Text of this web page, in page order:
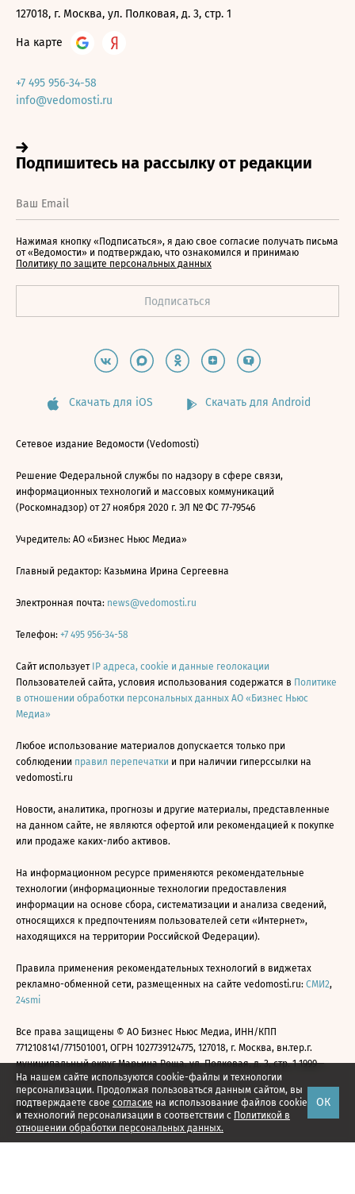
На нашем сайте используются cookie-файлы и технологии
персонализации. Продолжая пользоваться данным сайтом, вы
подтверждаете свое согласие на использование файлов cookie
и технологий персонализации в соответствии с Политикой в
отношении обработки персональных данных.
ОК
127018, г. Москва, ул. Полковая, д. 3, стр. 1
На карте
+7 495 956-34-58
info@vedomosti.ru
Нажимая кнопку «Подписаться», я даю свое согласие получать письма
от «Ведомости» и подтверждаю, что ознакомился и принимаю
Политику по защите персональных данных
Скачать для iOS Скачать для Android
Сетевое издание Ведомости (Vedomosti)
Решение Федеральной службы по надзору в сфере связи,
информационных технологий и массовых коммуникаций
(Роскомнадзор) от 27 ноября 2020 г. ЭЛ № ФС 77-79546
Учредитель: АО «Бизнес Ньюс Медиа»
Главный редактор: Казьмина Ирина Сергеевна
Электронная почта: news@vedomosti.ru
Телефон: +7 495 956-34-58
Сайт использует IP адреса, cookie и данные геолокации
Пользователей сайта, условия использования содержатся в Политике
в отношении обработки персональных данных АО «Бизнес Ньюс
Медиа»
Любое использование материалов допускается только при
соблюдении правил перепечатки и при наличии гиперссылки на
vedomosti.ru
Новости, аналитика, прогнозы и другие материалы, представленные
на данном сайте, не являются офертой или рекомендацией к покупке
или продаже каких-либо активов.
На информационном ресурсе применяются рекомендательные
технологии (информационные технологии предоставления
информации на основе сбора, систематизации и анализа сведений,
относящихся к предпочтениям пользователей сети «Интернет»,
находящихся на территории Российской Федерации).
Правила применения рекомендательных технологий в виджетах
рекламно-обменной сети, размещенных на сайте vedomosti.ru: СМИ2,
24smi
Все права защищены © АО Бизнес Ньюс Медиа, ИНН/КПП
7712108141/771501001, ОГРН 1027739124775, 127018, г. Москва, вн.тер.г.
муниципальный округ Марьина Роща, ул. Полковая, д. 3, стр. 1 1999—
2026